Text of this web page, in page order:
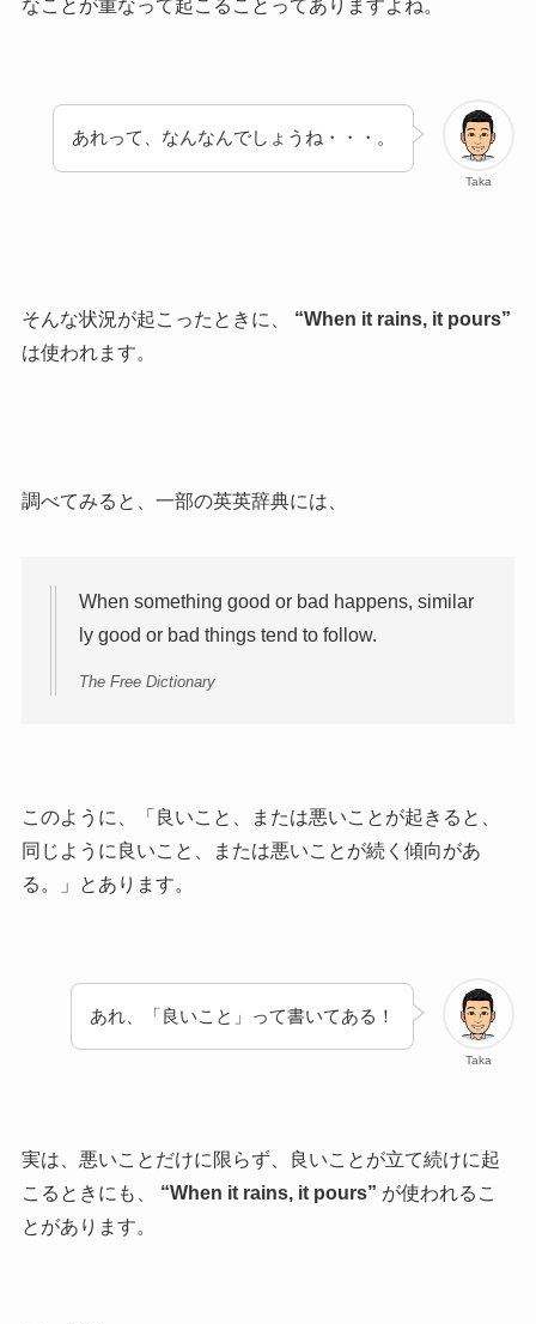
なことが重なって起こることってありますよね。
Taka
あれって、なんなんでしょうね・・・。
そんな状況が起こったときに、 “When it rains, it pours”
は使われます。
調べてみると、一部の英英辞典には、
When something good or bad happens, similar
ly good or bad things tend to follow.
The Free Dictionary
このように、「良いこと、または悪いことが起きると、
同じように良いこと、または悪いことが続く傾向があ
る。」とあります。
Taka
あれ、「良いこと」って書いてある！
実は、悪いことだけに限らず、良いことが立て続けに起
こるときにも、 “When it rains, it pours” が使われるこ
とがあります。